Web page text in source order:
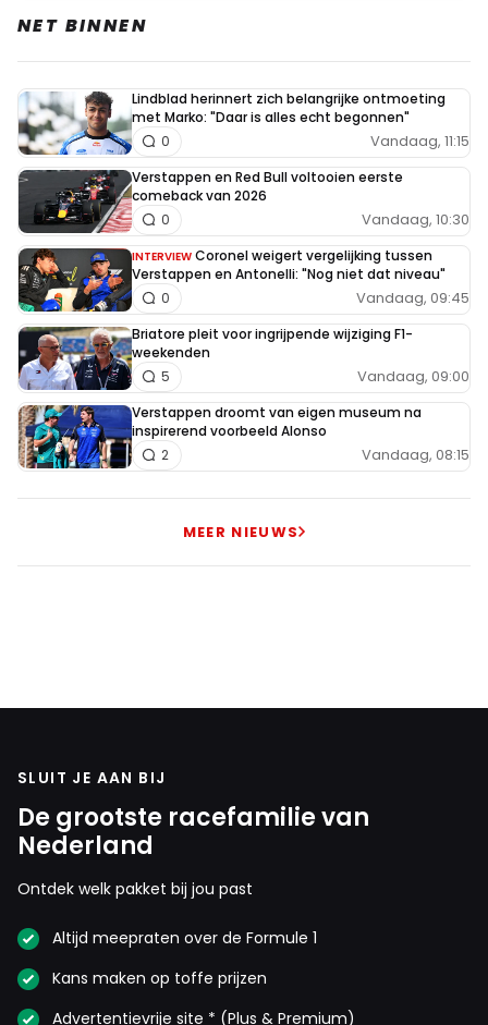
Volgens mij wilde Newey zijn ultieme auto creëren
waarbij hij niet gehinderd zou worden door regels van de
FIA. Mooi dat het gelukt lijkt te zijn!
Hamil_Ton
20 augustus 2025 06:18
Interessant, mijn commentaar waarin alleen maar stond
dat jullie graag commentaren verwijderen en censuur
toepassen en niet meer dan dat is verwijderd waarmee
jullie dus bewijzen wat ik zei.
Dit bericht is aangepast op:20-08
Meepraten? Dat kan! Je hoeft je alleen maar aan te
AANMELDEN
NET BINNEN
Lindblad herinnert zich belangrijke ontmoeting
met Marko: "Daar is alles echt begonnen"
Vandaag, 11:15
0
Verstappen en Red Bull voltooien eerste
comeback van 2026
Vandaag, 10:30
0
INTERVIEW Coronel weigert vergelijking tussen
Verstappen en Antonelli: "Nog niet dat niveau"
Vandaag, 09:45
0
Briatore pleit voor ingrijpende wijziging F1-
weekenden
Vandaag, 09:00
5
Verstappen droomt van eigen museum na
inspirerend voorbeeld Alonso
Vandaag, 08:15
2
MEER NIEUWS
SLUIT JE AAN BIJ
De grootste racefamilie van
Nederland
Ontdek welk pakket bij jou past
Altijd meepraten over de Formule 1
Kans maken op toffe prijzen
Advertentievrije site * (Plus & Premium)